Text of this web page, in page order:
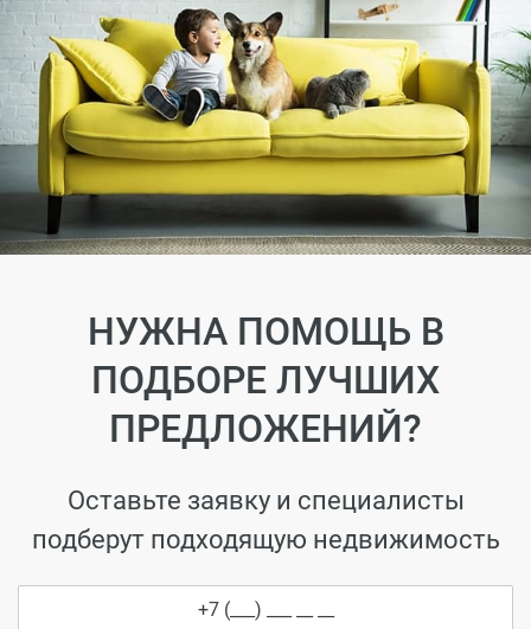
НУЖНА ПОМОЩЬ В
ПОДБОРЕ ЛУЧШИХ
ПРЕДЛОЖЕНИЙ?
Оставьте заявку и специалисты
подберут подходящую недвижимость